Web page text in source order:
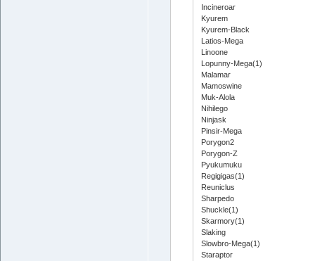
Incineroar
Kyurem
Kyurem-Black
Latios-Mega
Linoone
Lopunny-Mega(1)
Malamar
Mamoswine
Muk-Alola
Nihilego
Ninjask
Pinsir-Mega
Porygon2
Porygon-Z
Pyukumuku
Regigigas(1)
Reuniclus
Sharpedo
Shuckle(1)
Skarmory(1)
Slaking
Slowbro-Mega(1)
Staraptor